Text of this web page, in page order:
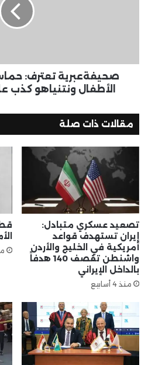
صحيفةعبرية تعترف:
الأطفال ونتنياهو كذب
مقالات ذات صلة
تصعيد عسكري متبادل:
إيران تستهدف قواعد
أمريكية في الخليج والأردن
واشنطن تقصف 140 هدفاً
بالداخل الإيراني
منذ 4 أسابيع